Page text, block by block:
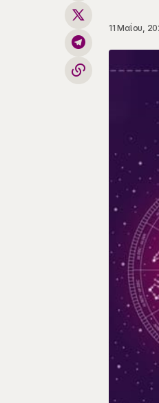
11 Μαΐου,